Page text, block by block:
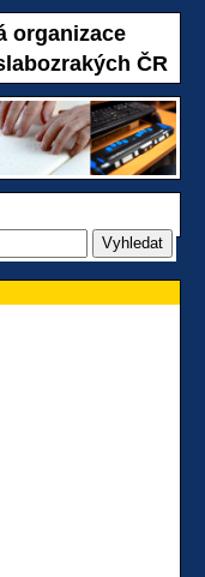
organizace
ČR